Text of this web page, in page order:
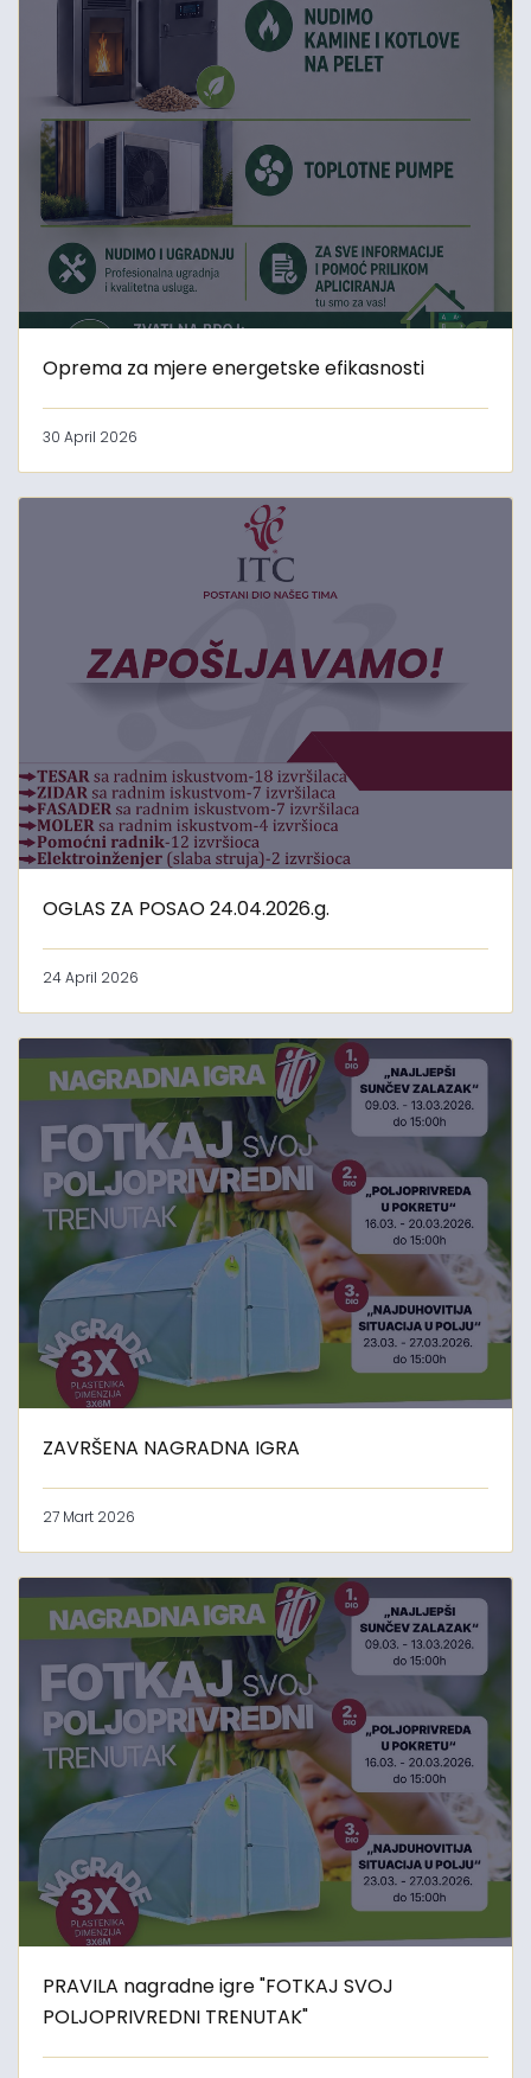
Oprema za mjere energetske efikasnosti
30 April 2026
OGLAS ZA POSAO 24.04.2026.g.
24 April 2026
ZAVRŠENA NAGRADNA IGRA
27 Mart 2026
PRAVILA nagradne igre "FOTKAJ SVOJ
POLJOPRIVREDNI TRENUTAK"